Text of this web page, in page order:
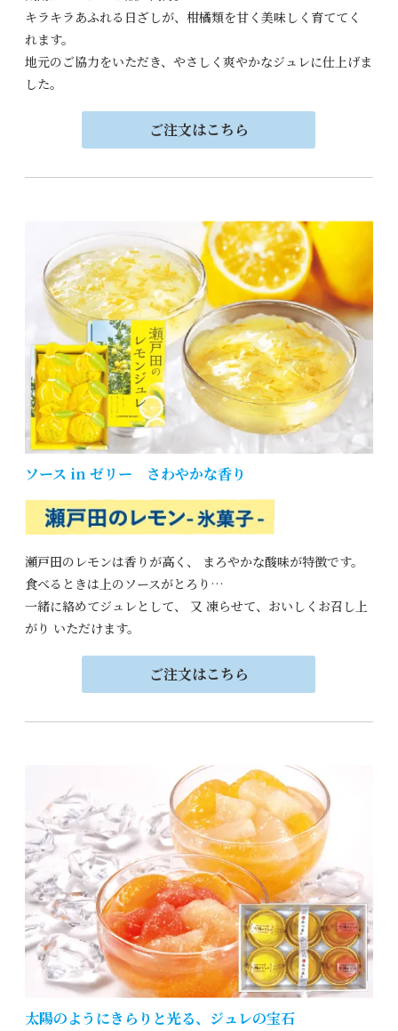
キラキラあふれる日ざしが、柑橘類を甘く美味しく 育ててく
れます。
地元のご協力をいただき、やさしく爽やかなジュレに仕上げま
した。
ご注文はこちら
ソース in ゼリー さわやかな香り
瀬戸田のレモンは香りが高く、
まろやかな酸味が特徴です。
食べるときは上のソースがとろり…
一緒に絡めてジュレとして、
又 凍らせて、 おいしくお召し上
がり いただけます。
ご注文はこちら
太陽のようにきらりと光る、ジュレの宝石